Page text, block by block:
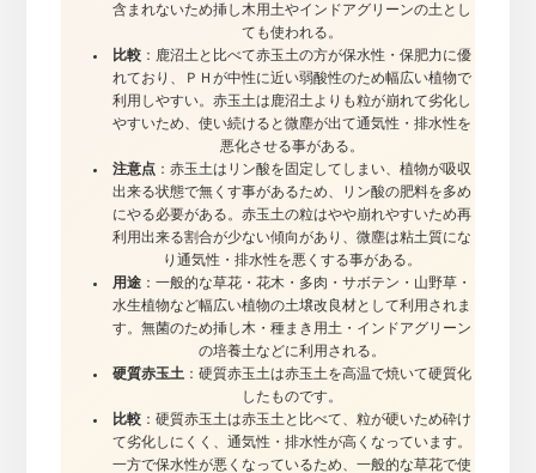
含まれないため挿し木用土やインドアグリーンの土とし
ても使われる。
比較 ：鹿沼土と比べて赤玉土の方が保水性・保肥力に優
れており、ＰＨが中性に近い弱酸性のため幅広い植物で
利用しやすい。赤玉土は鹿沼土よりも粒が崩れて劣化し
やすいため、使い続けると微塵が出て通気性・排水性を
悪化させる事がある。
注意点 ：赤玉土はリン酸を固定してしまい、植物が吸収
出来る状態で無くす事があるため、リン酸の肥料を多め
にやる必要がある。赤玉土の粒はやや崩れやすいため再
利用出来る割合が少ない傾向があり、微塵は粘土質にな
り通気性・排水性を悪くする事がある。
用途 ：一般的な草花・花木・多肉・サボテン・山野草・
水生植物など幅広い植物の土壌改良材として利用されま
す。無菌のため挿し木・種まき用土・インドアグリーン
の培養土などに利用される。
硬質赤玉土 ：硬質赤玉土は赤玉土を高温で焼いて硬質化
したものです。
比較 ：硬質赤玉土は赤玉土と比べて、粒が硬いため砕け
て劣化しにくく、通気性・排水性が高くなっています。
一方で保水性が悪くなっているため、一般的な草花で使